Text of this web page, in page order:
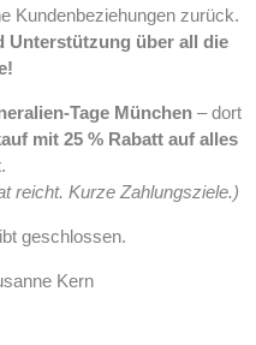
Kundenbeziehungen zurück.
Unterstützung über all die
Tage München– dort
mit 25 % Rabatt auf alles
reicht. Kurze Zahlungsziele.)
geschlossen.
Kern